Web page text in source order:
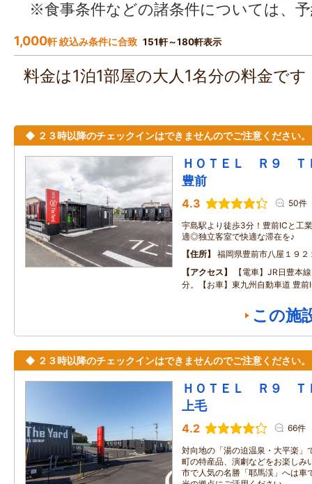
※食事条件などの諸条件については、
1,000軒 絞込み条件に合致 151軒～180軒表示
料金は1泊1部屋の大人1名分の料金で
◆ ２３時以降のチェックインはできませんのでご注意ください。
ＨＯＴＥＬ Ｒ９
豊前
4.3 50件
宇島駅より徒歩3分！豊前ICと工
適◎独立客室で快適な滞在を♪
住所
福岡県豊前市八屋１９２
アクセス
【電車】JR日豊本
分。【お車】東九州自動車道 豊
この施
◆ ２３時以降のチェックインはできませんのでご注意ください。
ＨＯＴＥＬ Ｒ９
上毛
4.2 66件
対向地の「湯の迫温泉・大平楽」
町の特産品、演劇などをお楽しみ
市で人気の名勝「耶馬渓」へは車